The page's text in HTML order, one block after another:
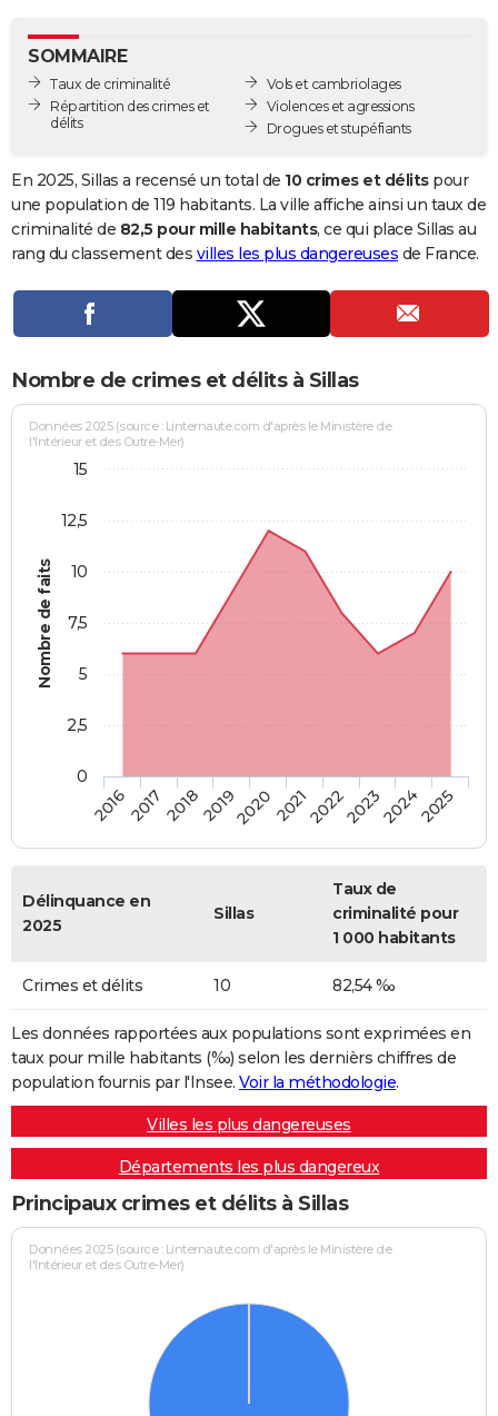
GUIDES D'ACHAT
BONS PLANS
Carte de Noël
Carte Bonne année
Carte Saint-Valentin
Carte Pâques
Carte d'anniversaire
DICTIONNAIRE
Dictionnaire
Biographies
Citations
Expressions
Proverbes
PROGRAMME TV
COPAINS D'AVANT
S'inscrire
Se connecter
Lycées
Collèges
Primaires
Universités
Entreprises
Service militaire
Avis de recherche
AVIS DE DÉCÈS
FORUM
Bricolage
Lifestyle
Culture
Sport
Auto
Television
Voyage
Cinema
SOMMAIRE
Taux de criminalité
Répartition des crimes et
délits
Vols et cambriolages
Violences et agressions
Drogues et stupéfiants
En 2025, Sillas a recensé un total de 10 crimes et délitspour
une population de 119 habitants. La ville affiche ainsi un taux de
criminalité de 82,5 pour mille habitants, ce qui place Sillas au
rang du classement des villes les plus dangereuses de France.
Nombre de crimes et délits à Sillas
Nombre de faits
Données 2025 (source : Linternaute.com d'après le Ministère de
l'Intérieur et des Outre-Mer)
2016201720182019202020212022202320242025
0
2,5
5
7,5
10
12,5
15
Délinquance en
2025
Sillas
Taux de
criminalité pour
1 000 habitants
Crimes et délits 10 82,54 ‰
Les données rapportées aux populations sont exprimées en
taux pour mille habitants (‰) selon les dernièrs chiffres de
population fournis par l'Insee. Voir la méthodologie.
Villes les plus dangereuses
Départements les plus dangereux
Principaux crimes et délits à Sillas
Données 2025 (source : Linternaute.com d'après le Ministère de
l'Intérieur et des Outre-Mer)